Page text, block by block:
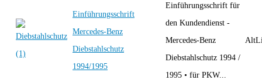
Einführungsschrift
Mercedes-Benz
Diebstahlschutz
1994/1995
Einführungsschrift für
den Kundendienst -
Mercedes-Benz
Diebstahlschutz 1994 /
1995 • für PKW...